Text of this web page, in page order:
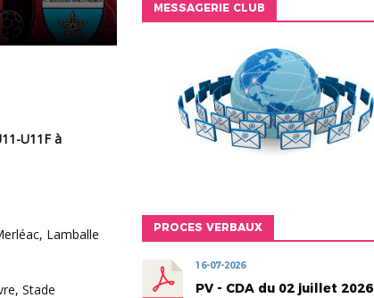
U11F à
MESSAGERIE CLUB
PROCES VERBAUX
16-07-2026
PV - CDA du 02 juillet 2026